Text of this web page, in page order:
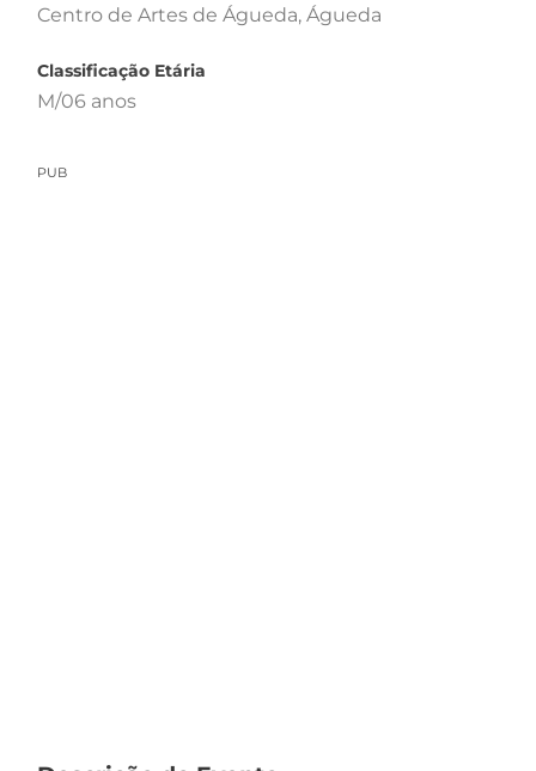
Centro de Artes de Águeda, Águeda
Classificação Etária
M/06 anos
PUB